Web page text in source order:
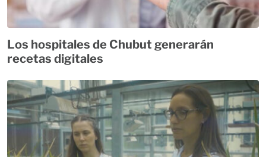
Los hospitales de Chubut generarán
recetas digitales